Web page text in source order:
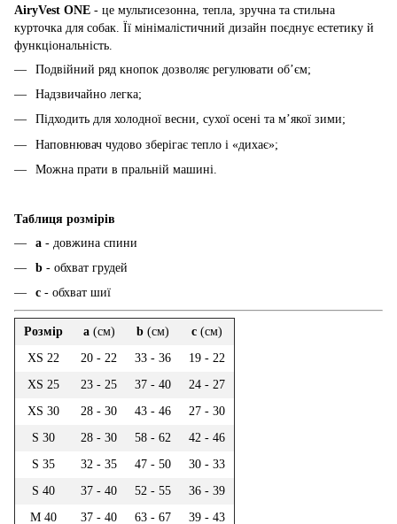
AiryVest ONE - це мультисезонна, тепла, зручна та стильна
курточка для собак. Її мінімалістичний дизайн поєднує естетику й
функціональність.
Подвійний ряд кнопок дозволяє регулювати об’єм;
Надзвичайно легка;
Підходить для холодної весни, сухої осені та м’якої зими;
Наповнювач чудово зберігає тепло і «дихає»;
Можна прати в пральній машині.
Таблиця розмірів
а - довжина спини
b - обхват грудей
c - обхват шиї
Розмір a(см) b (см) c (см)
XS 22
20 - 22 33 - 36
19 - 22
XS 25
23 - 25 37 - 40
24 - 27
XS 30
28 - 30 43 - 46
27 - 30
S 30
28 - 30 58 - 62
42 - 46
S 35
32 - 35 47 - 50
30 - 33
S 40
37 - 40 52 - 55
36 - 39
M 40
37 - 40 63 - 67 39 - 43